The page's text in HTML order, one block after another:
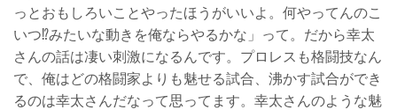
っとおもしろいことやったほうがいいよ。何やってんのこ
いつ⁉︎みたいな動きを俺ならやるかな」って。だから幸太
さんの話は凄い刺激になるんです。プロレスも格闘技なん
で、俺はどの格闘家よりも魅せる試合、沸かす試合ができ
るのは幸太さんだなって思ってます。幸太さんのような魅